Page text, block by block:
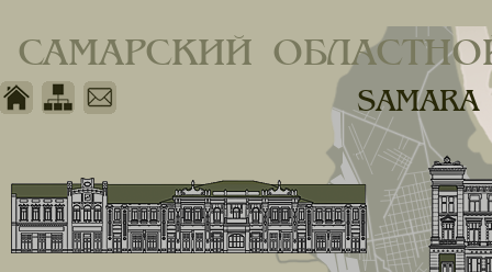
САМАРСКИЙ